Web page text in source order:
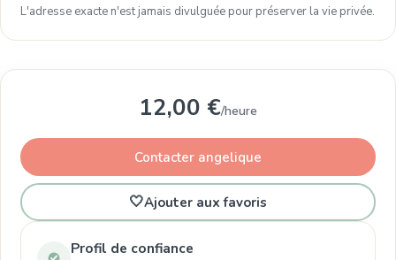
L'adresse exacte n'est jamais divulguée pour préserver la vie privée.
12,00 €/heure
Contacter angelique
🤍Ajouter aux favoris
Profil de confiance